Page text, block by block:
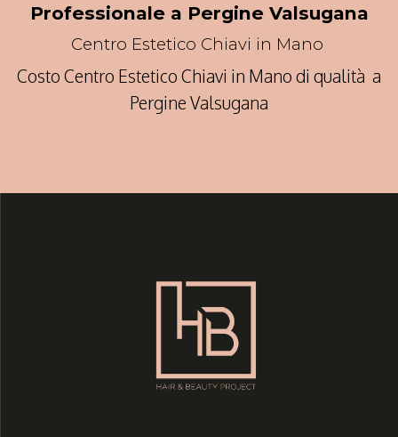
Professionale a Pergine Valsugana
Centro Estetico Chiavi in Mano
Costo Centro Estetico Chiavi in Mano di qualità a
Pergine Valsugana